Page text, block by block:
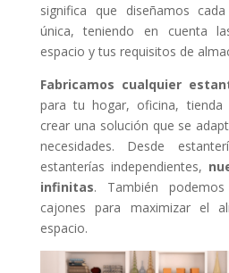
significa que diseñamos
única, teniendo en cuenta
espacio y tus requisitos de
Fabricamos cualquier
para tu hogar, oficina, tienda
crear una solución que se
necesidades. Desde
estanterías independientes,
infinitas. También
cajones para maximizar el
espacio.